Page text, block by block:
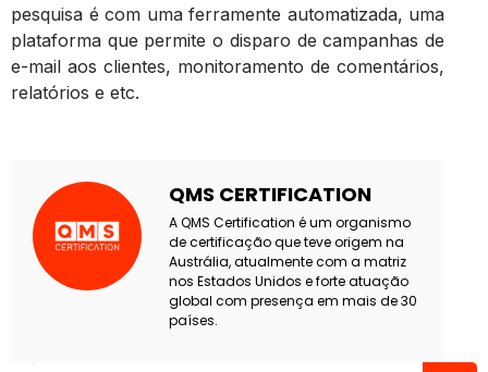
pesquisa é com uma ferramente automatizada, uma
plataforma que permite o disparo de campanhas de
e-mail aos clientes, monitoramento de comentários,
relatórios e etc.
QMS CERTIFICATION
A QMS Certification é um organismo
de certificação que teve origem na
Austrália, atualmente com a matriz
nos Estados Unidos e forte atuação
global com presença em mais de 30
países.